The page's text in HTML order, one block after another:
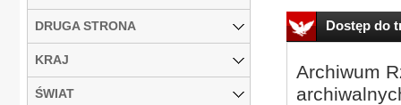
Dostęp do
Archiwum
DRUGA STRONA
KRAJ
ŚWIAT